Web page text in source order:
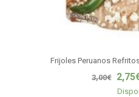
Frijoles Peruanos
3,00€ 2,75